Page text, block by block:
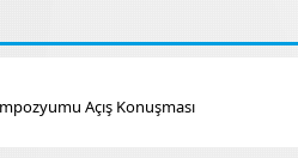
Açış Konuşması